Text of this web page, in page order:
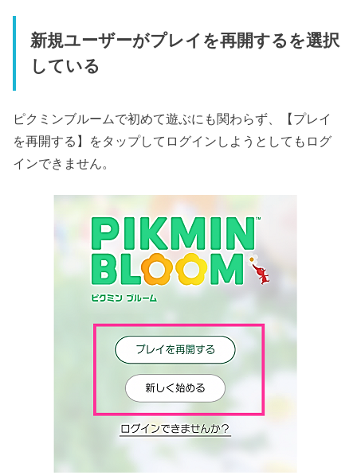
新規ユーザーがプレイを再開するを選択
している
ピクミンブルームで初めて遊ぶにも関わらず、【プレイ
を再開する】をタップしてログインしようとしてもログ
インできません。